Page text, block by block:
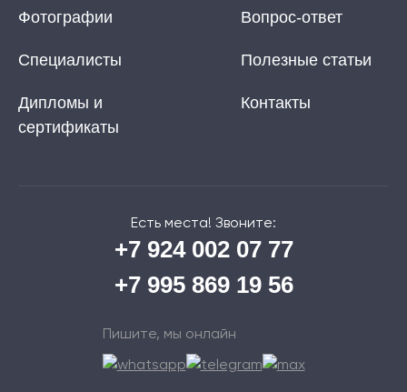
Фотографии
Специалисты
Дипломы и
сертификаты
Вопрос-ответ
Полезные статьи
Контакты
Есть места! Звоните:
+7 924 002 07 77
+7 995 869 19 56
Пишите, мы онлайн